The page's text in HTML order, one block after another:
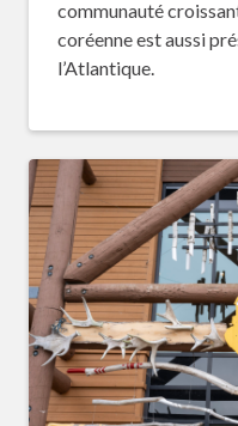
communauté
coréenne est aussi
l’Atlantique.